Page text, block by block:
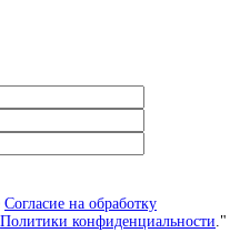
Согласие на обработку
Политики конфиденциальности ."